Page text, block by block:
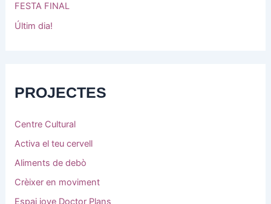
FESTA FINAL
Últim dia!
PROJECTES
Centre Cultural
Activa el teu cervell
Aliments de debò
Crèixer en moviment
Espai jove Doctor Plans